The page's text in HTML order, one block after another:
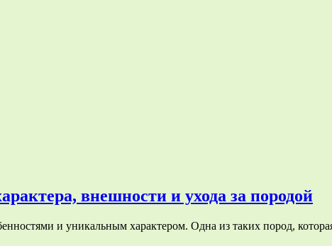
внешности и ухода за породой
и уникальным характером. Одна из таких пород,